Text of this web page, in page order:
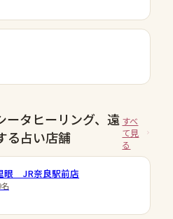
ータヒーリング、遠
る占い店舗
すべ
て見
る
眼 JR奈良駅前店